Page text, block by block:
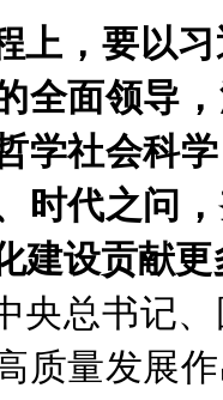
上，要以
全面领导
学社会科
时代之问
建设贡献
央总书记
质量发展